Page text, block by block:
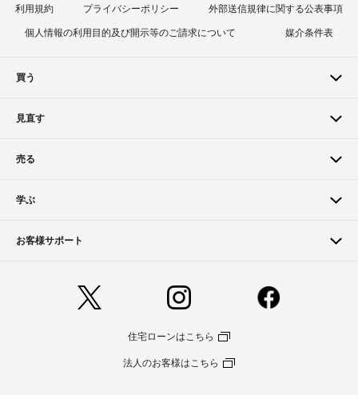
利用規約 プライバシーポリシー 外部送信規律に関する公表事項
個人情報の利用目的及び開示等のご請求について 媒介条件表
買う
見直す
売る
学ぶ
お客様サポート
住宅ローンはこちら
法人のお客様はこちら